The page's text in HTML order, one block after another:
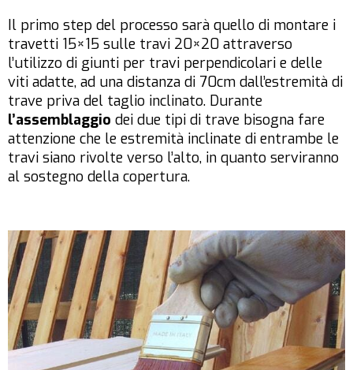
Il primo step del processo sarà quello di montare i
travetti 15×15 sulle travi 20×20 attraverso
l’utilizzo di giunti per travi perpendicolari e delle
viti adatte, ad una distanza di 70cm dall’estremità di
trave priva del taglio inclinato. Durante
l’assemblaggio dei due tipi di trave bisogna fare
attenzione che le estremità inclinate di entrambe le
travi siano rivolte verso l’alto, in quanto serviranno
al sostegno della copertura.